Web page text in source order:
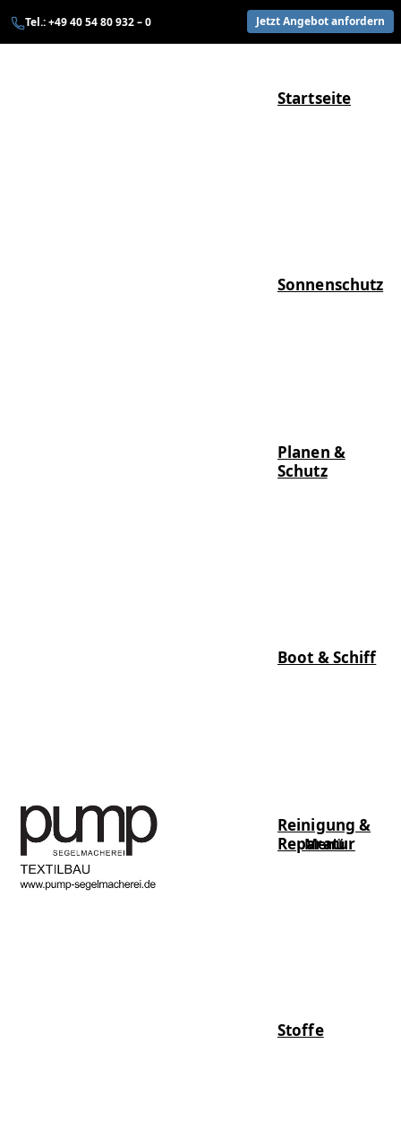
Tel.: +49 40 54 80 932 – 0 Jetzt Angebot anfordern
Inhalt
Menü
Startseite
Sonnenschutz
Planen &
Schutz
Boot & Schiff
Reinigung &
Reparatur
Stoffe